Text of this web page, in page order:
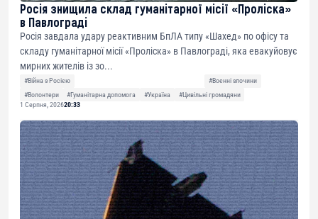
Росія знищила склад гуманітарної місії «Проліска»
в Павлограді
Росія завдала удару реактивним БпЛА типу «Шахед» по офісу та
складу гуманітарної місії «Проліска» в Павлограді, яка евакуйовує
мирних жителів із зо...
#Війна з Росією
#Воєнні злочини
#Волонтери
#Гуманітарна допомога #Україна
#Цивільні громадяни
1 Серпня, 202620:33